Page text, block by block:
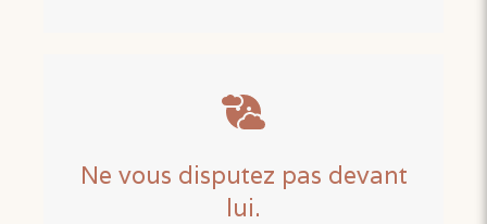
Ne vous disputez pas devant
lui.